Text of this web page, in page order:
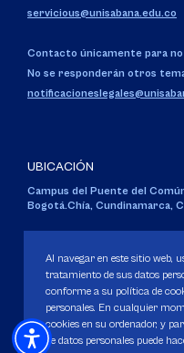
servicious@unisabana.edu.co
Contacto únicamente para
No se responderán otros
UBICACIÓN
Campus del Puente del
Bogotá.Chía, Cundinamarca,
Personería Jurídica:Resolución
Ministerio de Educación Nacional.
Al navegar en este sitio web,
tratamiento de sus datos
conforme a su política de
personales. En cualquier
cookies en su ordenador, y
de datos personales puede